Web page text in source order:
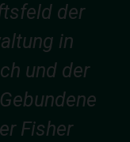
der
in
und der
Fisher